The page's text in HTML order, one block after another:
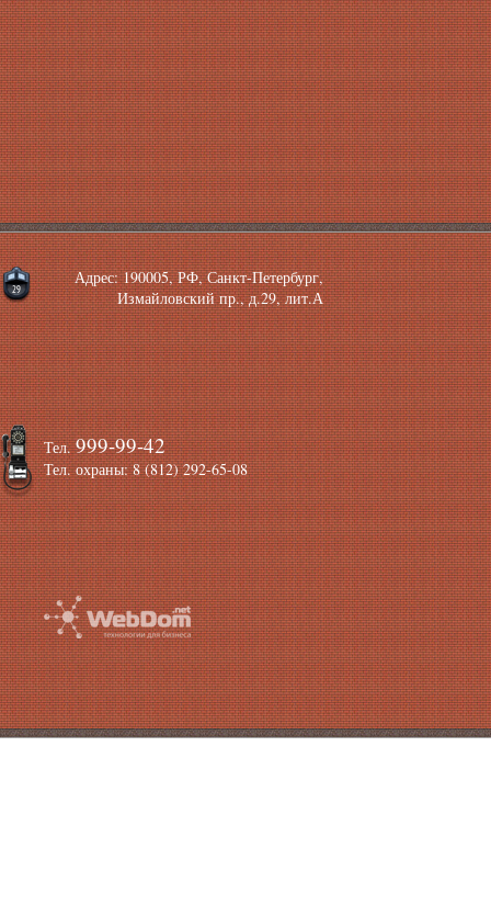
Тел.999-99-42
Тел. охраны: 8 (812) 292-65-08
Адрес: 190005, РФ, Санкт-Петербург,
Измайловский пр., д.29, лит.А